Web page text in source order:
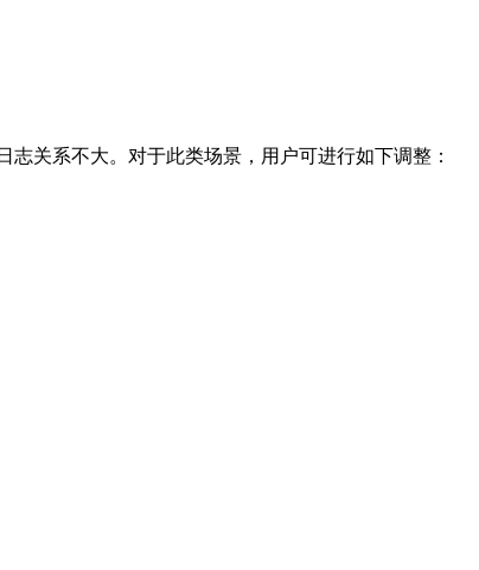
关系不大。对于此类场景，用户可进行如下调整：